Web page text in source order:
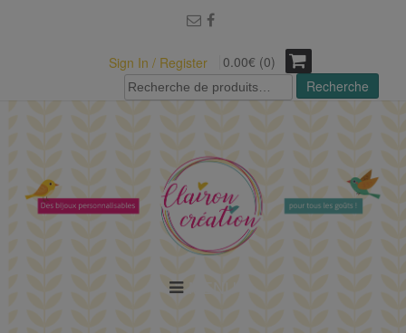
Sign In / Register
0.00€ (0)
Recherche
pour :
Recherche